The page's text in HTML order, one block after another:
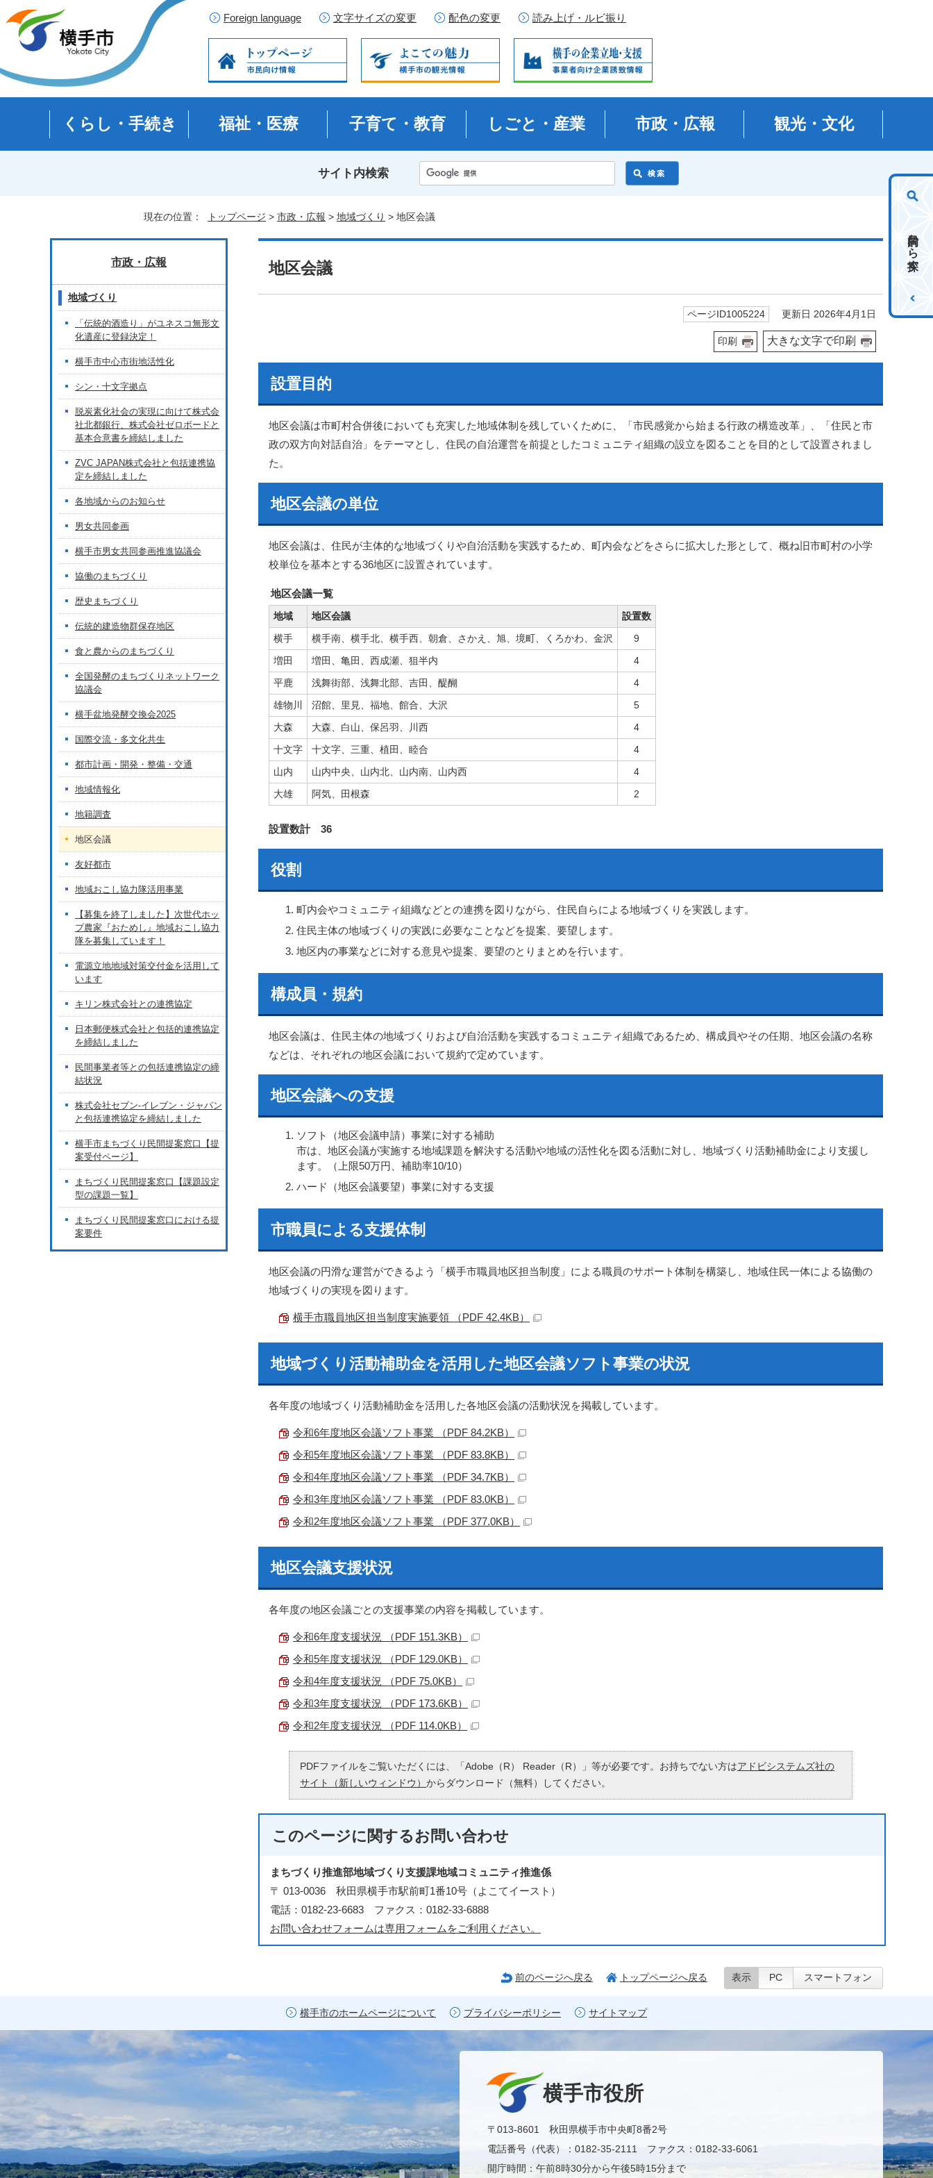
Foreign language 文字サイズの変更 配色の変更 読み上げ・ルビ振り
くらし・手続き 福祉・医療 子育て・教育 しごと・産業 市政・広報 観光・文化
サイト内検索
目的から探す
現在の位置： トップページ > 市政・広報 > 地域づくり > 地区会議
地区会議
ページID1005224 更新日 2026年4月1日
印刷 大きな文字で印刷
設置目的
地区会議は市町村合併後においても充実した地域体制を残していくために、「市民感覚から始まる行政の構造改革」、「住民と市
政の双方向対話自治」をテーマとし、住民の自治運営を前提としたコミュニティ組織の設立を図ることを目的として設置されまし
た。
地区会議の単位
地区会議は、住民が主体的な地域づくりや自治活動を実践するため、町内会などをさらに拡大した形として、概ね旧市町村の小学
校単位を基本とする36地区に設置されています。
地区会議一覧
地域 地区会議
設置数
横手
横手南、横手北、横手西、朝倉、さかえ、旭、境町、くろかわ、金沢
9
増田
増田、亀田、西成瀬、狙半内
4
平鹿
浅舞街部、浅舞北部、吉田、醍醐
4
雄物川
沼館、里見、福地、館合、大沢
5
大森
大森、白山、保呂羽、川西
4
十文字
十文字、三重、植田、睦合
4
山内
山内中央、山内北、山内南、山内西
4
大雄
阿気、田根森 2
設置数計 36
役割
町内会やコミュニティ組織などとの連携を図りながら、住民自らによる地域づくりを実践します。
住民主体の地域づくりの実践に必要なことなどを提案、要望します。
地区内の事業などに対する意見や提案、要望のとりまとめを行います。
構成員・規約
地区会議は、住民主体の地域づくりおよび自治活動を実践するコミュニティ組織であるため、構成員やその任期、地区会議の名称
などは、それぞれの地区会議において規約で定めています。
地区会議への支援
ソフト（地区会議申請）事業に対する補助
市は、地区会議が実施する地域課題を解決する活動や地域の活性化を図る活動に対し、地域づくり活動補助金により支援し
ます。（上限50万円、補助率10/10）
ハード（地区会議要望）事業に対する支援
市職員による支援体制
地区会議の円滑な運営ができるよう「横手市職員地区担当制度」による職員のサポート体制を構築し、地域住民一体による協働の
地域づくりの実現を図ります。
横手市職員地区担当制度実施要領 （PDF 42.4KB）
地域づくり活動補助金を活用した地区会議ソフト事業の状況
各年度の地域づくり活動補助金を活用した各地区会議の活動状況を掲載しています。
令和6年度地区会議ソフト事業 （PDF 84.2KB）
令和5年度地区会議ソフト事業 （PDF 83.8KB）
令和4年度地区会議ソフト事業 （PDF 34.7KB）
令和3年度地区会議ソフト事業 （PDF 83.0KB）
令和2年度地区会議ソフト事業 （PDF 377.0KB）
地区会議支援状況
各年度の地区会議ごとの支援事業の内容を掲載しています。
令和6年度支援状況 （PDF 151.3KB）
令和5年度支援状況 （PDF 129.0KB）
令和4年度支援状況 （PDF 75.0KB）
令和3年度支援状況 （PDF 173.6KB）
令和2年度支援状況 （PDF 114.0KB）
PDFファイルをご覧いただくには、「Adobe（R） Reader（R）」等が必要です。お持ちでない方はアドビシステムズ社の
サイト（新しいウィンドウ） からダウンロード（無料）してください。
このページに関するお問い合わせ
まちづくり推進部地域づくり支援課地域コミュニティ推進係
〒 013-0036 秋田県横手市駅前町1番10号（よこてイースト）
電話：0182-23-6683 ファクス：0182-33-6888
お問い合わせフォームは専用フォームをご利用ください。
市政・広報
地域づくり
「伝統的酒造り」がユネスコ無形文
化遺産に登録決定！
横手市中心市街地活性化
シン・十文字拠点
脱炭素化社会の実現に向けて株式会
社北都銀行、株式会社ゼロボードと
基本合意書を締結しました
ZVC JAPAN株式会社と包括連携協
定を締結しました
各地域からのお知らせ
男女共同参画
横手市男女共同参画推進協議会
協働のまちづくり
歴史まちづくり
伝統的建造物群保存地区
食と農からのまちづくり
全国発酵のまちづくりネットワーク
協議会
横手盆地発酵交換会2025
国際交流・多文化共生
都市計画・開発・整備・交通
地域情報化
地籍調査
地区会議
友好都市
地域おこし協力隊活用事業
【募集を終了しました】次世代ホッ
プ農家『おためし』地域おこし協力
隊を募集しています！
電源立地地域対策交付金を活用して
います
キリン株式会社との連携協定
日本郵便株式会社と包括的連携協定
を締結しました
民間事業者等との包括連携協定の締
結状況
株式会社セブン-イレブン・ジャパン
と包括連携協定を締結しました
横手市まちづくり民間提案窓口【提
案受付ページ】
まちづくり民間提案窓口【課題設定
型の課題一覧】
まちづくり民間提案窓口における提
案要件
前のページへ戻る トップページへ戻る 表示 PC スマートフォン
横手市のホームページについて プライバシーポリシー サイトマップ
横手市役所
〒013-8601 秋田県横手市中央町8番2号
電話番号（代表）：0182-35-2111 ファクス：0182-33-6061
開庁時間：午前8時30分から午後5時15分まで